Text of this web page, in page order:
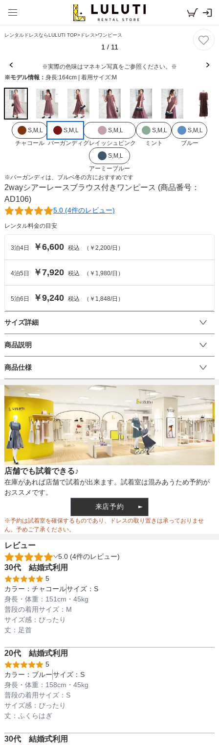
レンタルドレスならLULUTI TOP>ドレス>ワンピース
1 / 11
※実際の色味はマネキン写真をご参照ください。※
※モデル情報： 身長:164cm | 着用サイズ:M
S,M,L
チャコール
S,M,L
バーガンディ
S,M,L
グレイッシュピンク
S,M,L
ミント
S,M,L
ブルー
S,M,L
アーミーブルー
※バーガンディは、 ブルベ冬の方におすすめです
2wayシアーレースブラウス付きワンピース (商品番号：
AD106)
5.0 (4件のレビュー)
レンタル料金の目安
3泊4日 ￥6,600 税込 （ ￥2,200/日）
4泊5 日 ￥7,920 税込 （ ￥1,980/日）
5泊6 日 ￥9,240 税込 （ ￥1,848/日）
サイズ詳細
ワンピースのサイズ
サイズ (cm)
着丈 124
肩幅 - -
そでの長さ - -
アームホール
バスト 72 75 78
ヒップ 116 117 118
すそまわり
商品説明
レースのブラウスとワンピーズのセットアップになっているので
様々な着こなしができるアイテムです。レースブラウスはリボン
（結び目）が2つあり、後ろから見てもかわいいデザイン♪もちろん
別々にも着られるのでコーディネートの幅が広がります。結婚式や
二次会、披露宴のお呼ばれなどにぴったりなデザインです。成人
式・謝恩会・同窓会などにもおすすめです♪
商品仕様
丈 ひざ上 ひざ下 ミモレ パンツ
生地の厚さ 薄い 厚め
裏地 あり
ウエスト調整 ゴム調整
備考 ウエストサイズは最大値のサイズです。
素材
インナー
透け感
店舗でも試着できる♪
在庫があれば店舗で試着が出来ます。試着室は混みあうため予約が
おススメです。
来店予約
※予約は試着室を確保するものであり、ドレスの取り置きは承っておりませ
ん。予めご了承ください。
レビュー
5.0 (4件のレビュー)
30代 結婚式利用
5
カラー： チャコールサイズ： S
身長・体重： 151cm・ 45kg
普段の着用サイズ： M
サイズ感： ぴったり
丈： 足首
20代 結婚式利用
5
カラー： ブルーサイズ： S
身長・体重： 158cm・ 45kg
普段の着用サイズ： S
サイズ感： ぴったり
丈： ふくらはぎ
30代 結婚式利用